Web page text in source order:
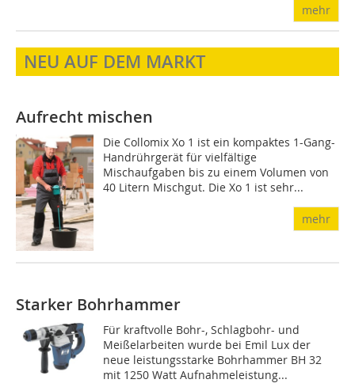
mehr
NEU AUF DEM MARKT
Aufrecht mischen
Die Collomix Xo 1 ist ein kompaktes 1-Gang-
Handrührgerät für vielfältige
Mischaufgaben bis zu einem Volumen von
40 Litern Mischgut. Die Xo 1 ist sehr...
mehr
Starker Bohrhammer
Für kraftvolle Bohr-, Schlagbohr- und
Meißelarbeiten wurde bei Emil Lux der
neue leistungsstarke Bohrhammer BH 32
mit 1250 Watt Aufnahmeleistung...